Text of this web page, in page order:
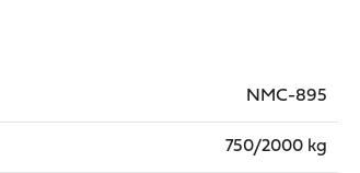
NMC-895
750/2000 kg